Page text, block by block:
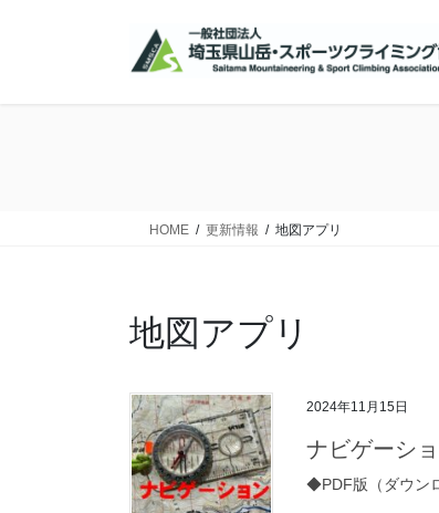
HOME 更新情報 地図アプリ
地図アプリ
2024年11月15日
ナビゲーシ
◆PDF版（ダウン